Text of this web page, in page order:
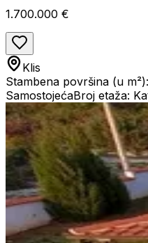
1.700.000 €
Klis
Stambena površina (u
SamostojećaBroj etaža: